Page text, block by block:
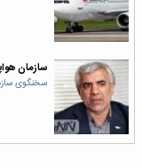
سازمان
سخنگوی